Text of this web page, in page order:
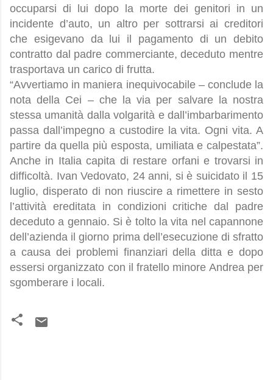
occuparsi di lui dopo la morte dei genitori in un
incidente d’auto, un altro per sottrarsi ai creditori
che esigevano da lui il pagamento di un debito
contratto dal padre commerciante, deceduto mentre
trasportava un carico di frutta.
“Avvertiamo in maniera inequivocabile – conclude la
nota della Cei – che la via per salvare la nostra
stessa umanità dalla volgarità e dall’imbarbarimento
passa dall’impegno a custodire la vita. Ogni vita. A
partire da quella più esposta, umiliata e calpestata”.
Anche in Italia capita di restare orfani e trovarsi in
difficoltà. Ivan Vedovato, 24 anni, si è suicidato il 15
luglio, disperato di non riuscire a rimettere in sesto
l’attività ereditata in condizioni critiche dal padre
deceduto a gennaio. Si è tolto la vita nel capannone
dell’azienda il giorno prima dell’esecuzione di sfratto
a causa dei problemi finanziari della ditta e dopo
essersi organizzato con il fratello minore Andrea per
sgomberare i locali.